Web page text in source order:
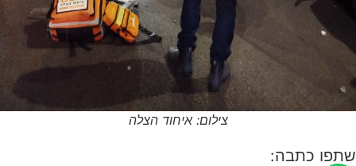
צילום: איחוד הצלה
שתפו כתבה: